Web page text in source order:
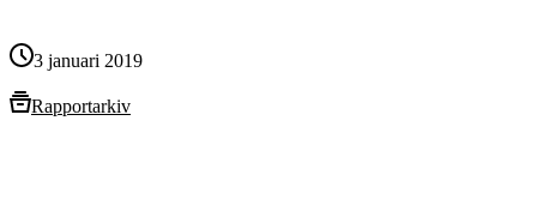
3 januari 2019
Rapportarkiv